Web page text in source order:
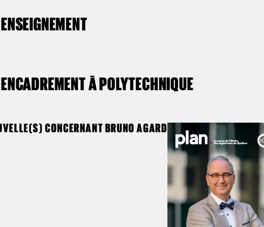
ENSEIGNEMENT
ENCADREMENT À POLYTECHNIQUE
CONCERNANT BRUNO AGARD